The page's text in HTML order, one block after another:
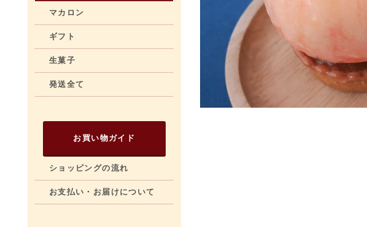
マカロン
ギフト
生菓子
発送全て
お買い物ガイド
ショッピングの流れ
お支払い・お届けについて